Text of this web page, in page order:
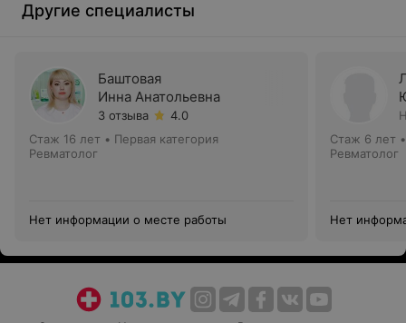
Другие специалисты
Баштовая
Инна Анатольевна
3 отзыва
4.0
Стаж 16 лет • Первая категория
Ревматолог
Нет информации о месте работы
Стаж 6 лет
Ревматолог
Нет